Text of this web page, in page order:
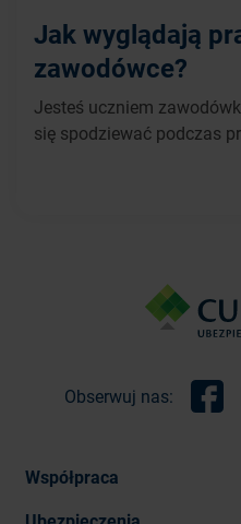
Jak wyglądają
zawodówce?
Jesteś uczniem
się spodziewać podczas
Obserwuj nas:
Współpraca